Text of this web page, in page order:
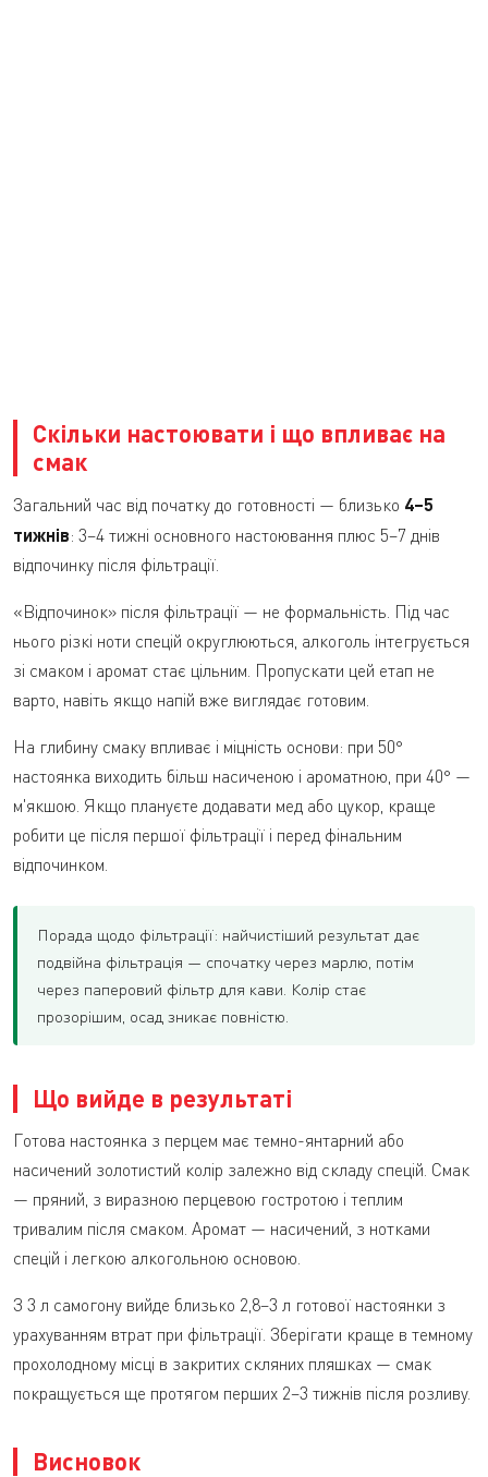
Скільки настоювати і що впливає на
смак
Загальний час від початку до готовності — близько 4–5
тижнів: 3–4 тижні основного настоювання плюс 5–7 днів
відпочинку після фільтрації.
«Відпочинок» після фільтрації — не формальність. Під час
нього різкі ноти спецій округлюються, алкоголь інтегрується
зі смаком і аромат стає цільним. Пропускати цей етап не
варто, навіть якщо напій вже виглядає готовим.
На глибину смаку впливає і міцність основи: при 50°
настоянка виходить більш насиченою і ароматною, при 40° —
м'якшою. Якщо плануєте додавати мед або цукор, краще
робити це після першої фільтрації і перед фінальним
відпочинком.
Порада щодо фільтрації: найчистіший результат дає
подвійна фільтрація — спочатку через марлю, потім
через паперовий фільтр для кави. Колір стає
прозорішим, осад зникає повністю.
Що вийде в результаті
Готова настоянка з перцем має темно-янтарний або
насичений золотистий колір залежно від складу спецій. Смак
— пряний, з виразною перцевою гостротою і теплим
тривалим після смаком. Аромат — насичений, з нотками
спецій і легкою алкогольною основою.
З 3 л самогону вийде близько 2,8–3 л готової настоянки з
урахуванням втрат при фільтрації. Зберігати краще в темному
прохолодному місці в закритих скляних пляшках — смак
покращується ще протягом перших 2–3 тижнів після розливу.
Висновок